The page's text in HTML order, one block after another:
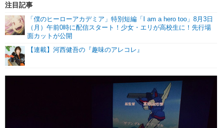
注目記事
「僕のヒーローアカデミア」特別短編「I am a hero too」8月3日
（月）午前0時に配信スタート！少女・エリが高校生に！先行場
面カットが公開
【連載】河西健吾の『趣味のアレコレ』